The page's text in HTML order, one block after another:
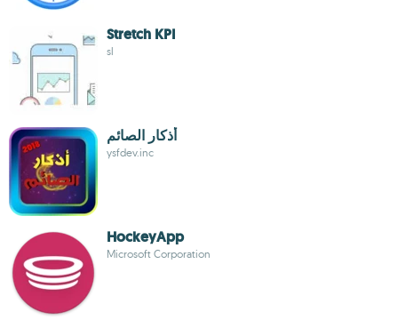
Stretch KPI
sl
أذكار الصائم
ysfdev.inc
HockeyApp
Microsoft Corporation